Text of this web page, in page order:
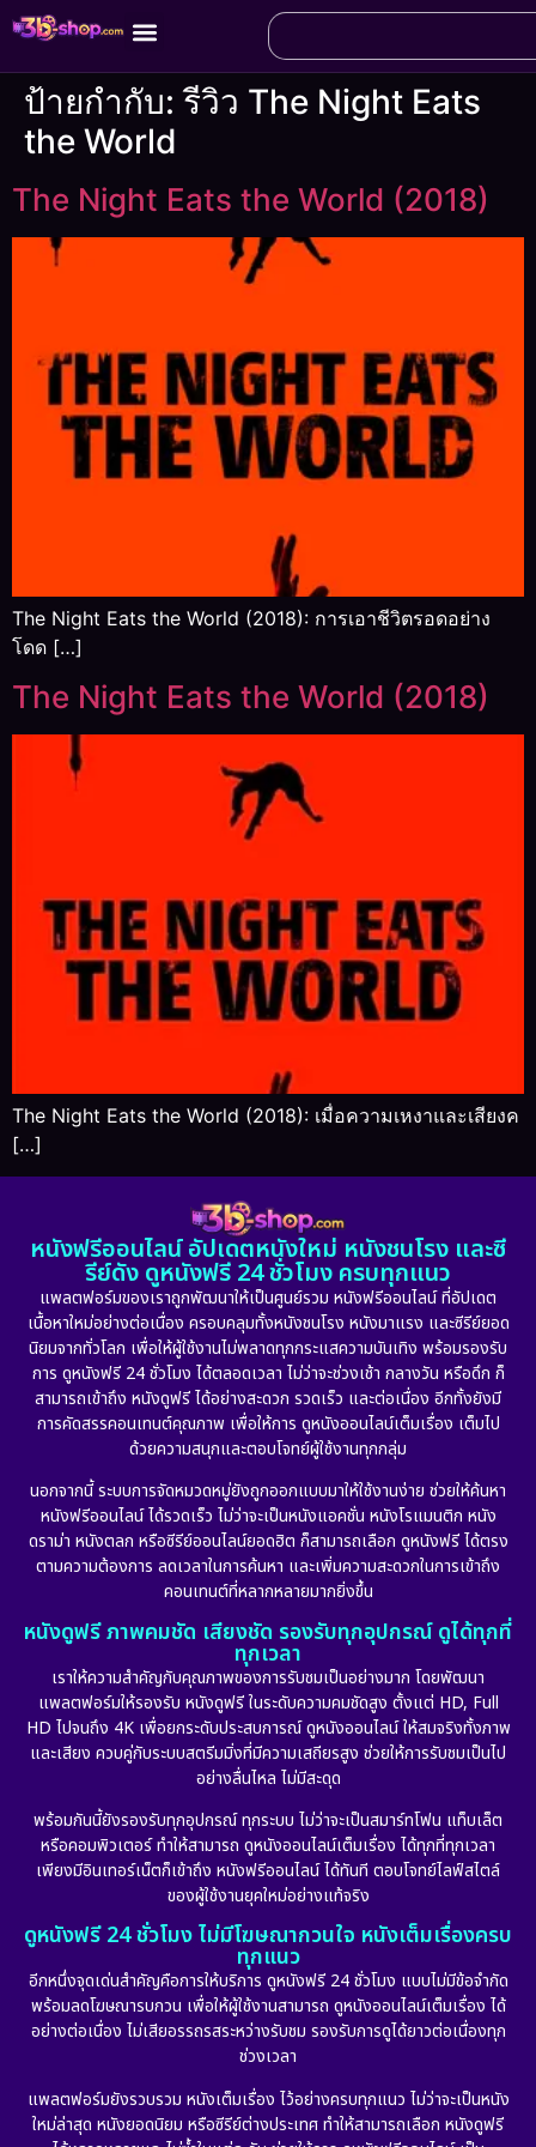
ป้ายกำกับ:รีวิว The Night Eats
the World
The Night Eats the World (2018)
The Night Eats the World (2018): การเอาชีวิตรอดอย่าง
โดด […]
The Night Eats the World (2018)
The Night Eats the World (2018): เมื่อความเหงาและเสียงค
[…]
หนังฟรีออนไลน์ อัปเดตหนังใหม่ หนังชนโรง และซี
รีย์ดัง ดูหนังฟรี 24 ชั่วโมง ครบทุกแนว
แพลตฟอร์มของเราถูกพัฒนาให้เป็นศูนย์รวม หนังฟรีออนไลน์ ที่อัปเดต
เนื้อหาใหม่อย่างต่อเนื่อง ครอบคลุมทั้งหนังชนโรง หนังมาแรง และซีรีย์ยอด
นิยมจากทั่วโลก เพื่อให้ผู้ใช้งานไม่พลาดทุกกระแสความบันเทิง พร้อมรองรับ
การ ดูหนังฟรี 24 ชั่วโมง ได้ตลอดเวลา ไม่ว่าจะช่วงเช้า กลางวัน หรือดึก ก็
สามารถเข้าถึง หนังดูฟรี ได้อย่างสะดวก รวดเร็ว และต่อเนื่อง อีกทั้งยังมี
การคัดสรรคอนเทนต์คุณภาพ เพื่อให้การ ดูหนังออนไลน์เต็มเรื่อง เต็มไป
ด้วยความสนุกและตอบโจทย์ผู้ใช้งานทุกกลุ่ม
นอกจากนี้ ระบบการจัดหมวดหมู่ยังถูกออกแบบมาให้ใช้งานง่าย ช่วยให้ค้นหา
หนังฟรีออนไลน์ ได้รวดเร็ว ไม่ว่าจะเป็นหนังแอคชั่น หนังโรแมนติก หนัง
ดราม่า หนังตลก หรือซีรีย์ออนไลน์ยอดฮิต ก็สามารถเลือก ดูหนังฟรี ได้ตรง
ตามความต้องการ ลดเวลาในการค้นหา และเพิ่มความสะดวกในการเข้าถึง
คอนเทนต์ที่หลากหลายมากยิ่งขึ้น
หนังดูฟรี ภาพคมชัด เสียงชัด รองรับทุกอุปกรณ์ ดูได้ทุกที่
ทุกเวลา
เราให้ความสำคัญกับคุณภาพของการรับชมเป็นอย่างมาก โดยพัฒนา
แพลตฟอร์มให้รองรับ หนังดูฟรี ในระดับความคมชัดสูง ตั้งแต่ HD, Full
HD ไปจนถึง 4K เพื่อยกระดับประสบการณ์ ดูหนังออนไลน์ ให้สมจริงทั้งภาพ
และเสียง ควบคู่กับระบบสตรีมมิ่งที่มีความเสถียรสูง ช่วยให้การรับชมเป็นไป
อย่างลื่นไหล ไม่มีสะดุด
พร้อมกันนี้ยังรองรับทุกอุปกรณ์ ทุกระบบ ไม่ว่าจะเป็นสมาร์ทโฟน แท็บเล็ต
หรือคอมพิวเตอร์ ทำให้สามารถ ดูหนังออนไลน์เต็มเรื่อง ได้ทุกที่ทุกเวลา
เพียงมีอินเทอร์เน็ตก็เข้าถึง หนังฟรีออนไลน์ ได้ทันที ตอบโจทย์ไลฟ์สไตล์
ของผู้ใช้งานยุคใหม่อย่างแท้จริง
ดูหนังฟรี 24 ชั่วโมง ไม่มีโฆษณากวนใจ หนังเต็มเรื่องครบ
ทุกแนว
อีกหนึ่งจุดเด่นสำคัญคือการให้บริการ ดูหนังฟรี 24 ชั่วโมง แบบไม่มีข้อจำกัด
พร้อมลดโฆษณารบกวน เพื่อให้ผู้ใช้งานสามารถ ดูหนังออนไลน์เต็มเรื่อง ได้
อย่างต่อเนื่อง ไม่เสียอรรถรสระหว่างรับชม รองรับการดูได้ยาวต่อเนื่องทุก
ช่วงเวลา
แพลตฟอร์มยังรวบรวม หนังเต็มเรื่อง ไว้อย่างครบทุกแนว ไม่ว่าจะเป็นหนัง
ใหม่ล่าสุด หนังยอดนิยม หรือซีรีย์ต่างประเทศ ทำให้สามารถเลือก หนังดูฟรี